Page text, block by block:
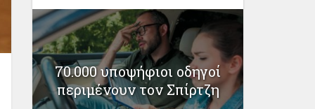
70.000 υποψήφιοι οδηγοί
περιμένουν τον Σπίρτζη